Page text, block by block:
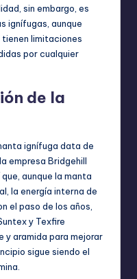
sin embargo, es
ignífugas, aunque
tienen limitaciones
por cualquier
de la
ignífuga data de
empresa Bridgehill
aunque la manta
la energía interna de
el paso de los años,
y Texfire
y aramida para mejorar
sigue siendo el